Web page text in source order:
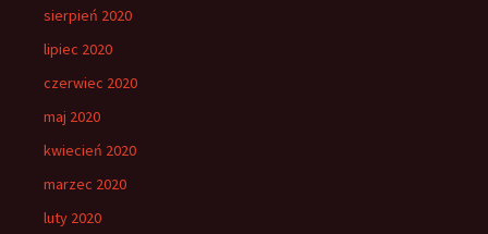
sierpień 2020
lipiec 2020
czerwiec 2020
maj 2020
kwiecień 2020
marzec 2020
luty 2020